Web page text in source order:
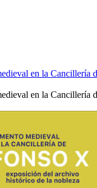
en la Cancillería
en la Cancillería